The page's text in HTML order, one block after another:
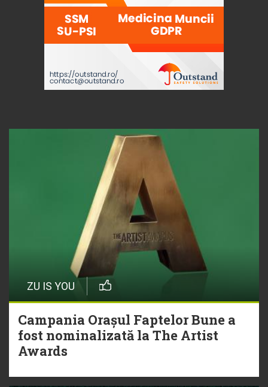
ZU IS YOU
Campania Orașul Faptelor Bune a
fost nominalizată la The Artist
Awards